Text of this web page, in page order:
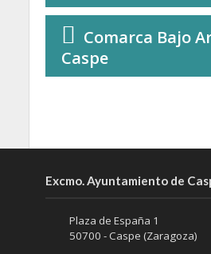
Comarca Bajo
Caspe
Excmo. Ayuntamiento de
Plaza de España 1
50700 - Caspe (Zaragoza)